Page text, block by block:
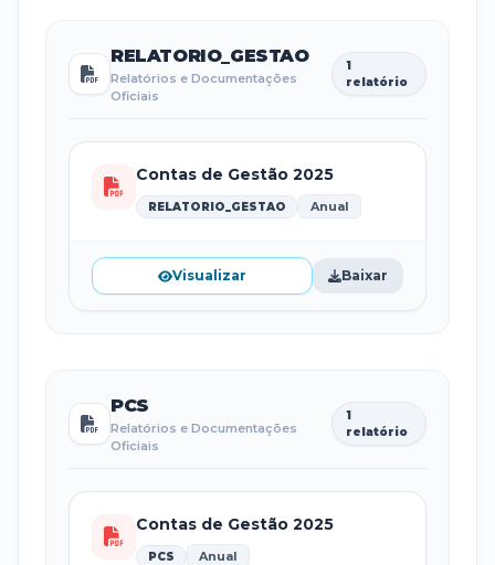
RELATORIO_GESTAO
Relatórios e Documentações
Oficiais
1
relatório
Contas de Gestão 2025
RELATORIO_GESTAO Anual
Visualizar Baixar
PCS
Relatórios e Documentações
Oficiais
1
relatório
Contas de Gestão 2025
PCS Anual